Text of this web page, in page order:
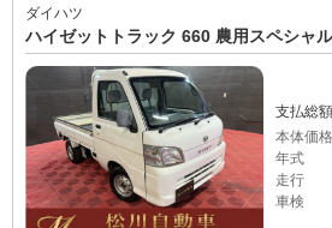
ダイハツ
ハイゼットトラック 660 農用スペシャ
支払総額
本体価格
年式
走行
車検